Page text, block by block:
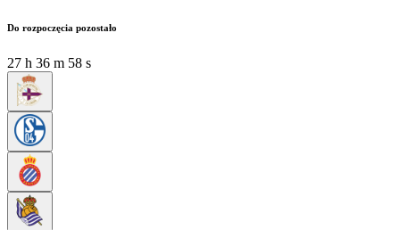
Do rozpoczęcia pozostało
27 h 36 m 57 s